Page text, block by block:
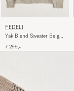
FEDELI
Yak Blend Sweater Beige
7 299,-